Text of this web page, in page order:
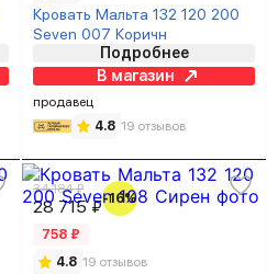
Кровать Мальта 132 120 200
Seven 007 Коричн
Подробнее
В магазин
продавец
4.8 19 отзывов
34 184 ₽
28 715 ₽-16%
758 ₽
4.8 19 отзывов